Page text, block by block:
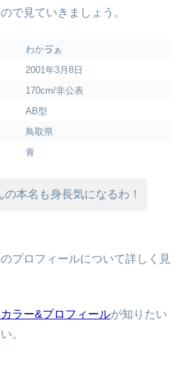
で見ていきましょう。
わかゔぁ
2001年3月8日
170cm/非公表
AB型
鳥取県
青
の本名も身長気になるわ！
プロフィールについて詳しく見
ラー&プロフィールが知りたい
。